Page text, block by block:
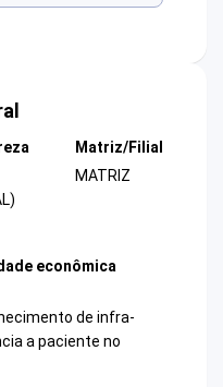
Matriz/Filial
MATRIZ
econômica
de infra-
a paciente no